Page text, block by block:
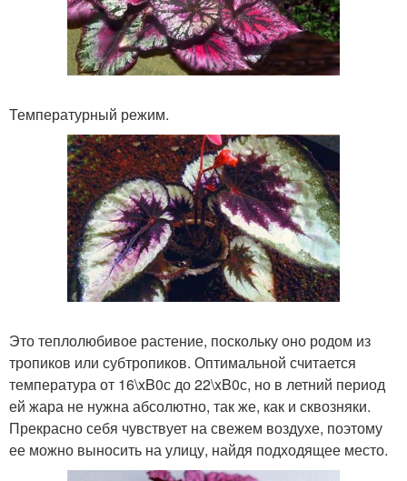
Температурный режим.
Это теплолюбивое растение, поскольку оно родом из
тропиков или субтропиков. Оптимальной считается
температура от 16\xB0с до 22\xB0с, но в летний период
ей жара не нужна абсолютно, так же, как и сквозняки.
Прекрасно себя чувствует на свежем воздухе, поэтому
ее можно выносить на улицу, найдя подходящее место.